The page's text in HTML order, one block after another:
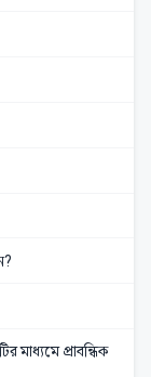
মাধ্যমে প্রাবন্ধিক